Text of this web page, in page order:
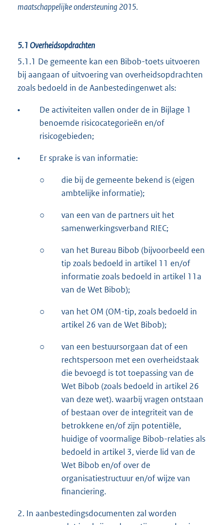
maatschappelijke ondersteuning 2015.
5.1 Overheidsopdrachten
5.1.1 De gemeente kan een Bibob-toets uitvoeren
bij aangaan of uitvoering van overheidsopdrachten
zoals bedoeld in de Aanbestedingenwet als:
•
De activiteiten vallen onder de in Bijlage 1
benoemde risicocategorieën en/of
risicogebieden;
• Er sprake is van informatie:
○
die bij de gemeente bekend is (eigen
ambtelijke informatie);
○
van een van de partners uit het
samenwerkingsverband RIEC;
○
van het Bureau Bibob (bijvoorbeeld een
tip zoals bedoeld in artikel 11 en/of
informatie zoals bedoeld in artikel 11a
van de Wet Bibob);
○
van het OM (OM-tip, zoals bedoeld in
artikel 26 van de Wet Bibob);
○
van een bestuursorgaan dat of een
rechtspersoon met een overheidstaak
die bevoegd is tot toepassing van de
Wet Bibob (zoals bedoeld in artikel 26
van deze wet). waarbij vragen ontstaan
of bestaan over de integriteit van de
betrokkene en/of zijn potentiële,
huidige of voormalige Bibob-relaties als
bedoeld in artikel 3, vierde lid van de
Wet Bibob en/of over de
organisatiestructuur en/of wijze van
financiering.
2. In aanbestedingsdocumenten zal worden